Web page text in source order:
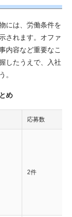
には、労働条件を
されます。オファ
内容など重要なこ
したうえで、入社
。
め
応募数
2件